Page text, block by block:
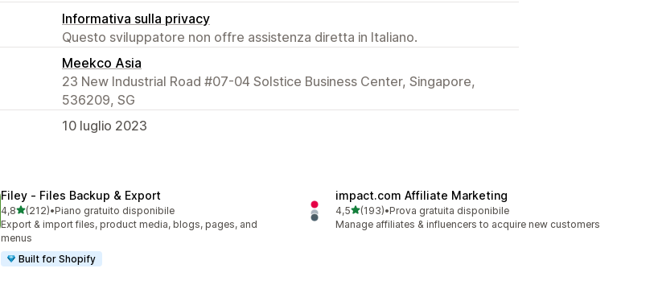
Informativa sulla privacy
Questo sviluppatore non offre assistenza diretta in Italiano.
Meekco Asia
23 New Industrial Road #07-04 Solstice Business Center, Singapore,
536209, SG
10 luglio 2023
Filey ‑ Files Backup & Export
4,8stelle su 5
(212)
212 recensioni totali
•Piano gratuito disponibile
Export & import files, product media, blogs, pages, and
menus
Built for Shopify
impact.com Affiliate Marketing
4,5stelle su 5
(193)
193 recensioni totali
•Prova gratuita disponibile
Manage affiliates & influencers to acquire new customers